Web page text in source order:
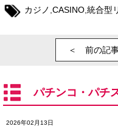
カジノ CASINO 統合型
＜ 前の記
パチンコ・パチ
2026年02月13日